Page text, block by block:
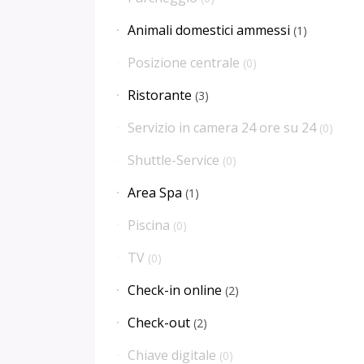
Animali domestici ammessi (1 )
Posizione centrale (0)
Ristorante (3)
Servizio in camera 24 ore su 24 (0)
Shuttle-Service (0)
Area Spa (1 )
Piscina (0)
TV (0)
Check-in online (2)
Check-out (2)
Chiave digitale (0)